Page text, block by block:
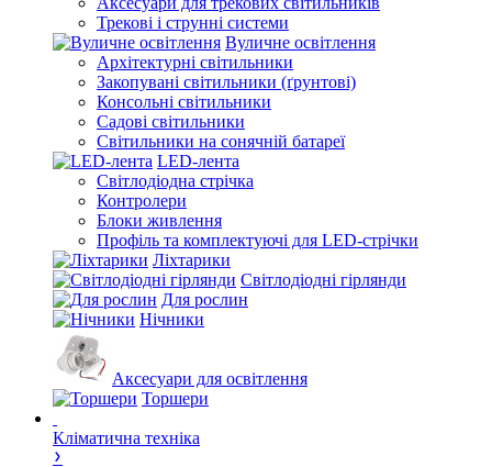
Трекові і струнні системи
Вуличне освітлення
Архітектурні світильники
Закопувані світильники (ґрунтові)
Консольні світильники
Садові світильники
Світильники на сонячній батареї
LED-лента
Світлодіодна стрічка
Контролери
Блоки живлення
Профіль та комплектуючі для LED-стрічки
Ліхтарики
Світлодіодні гірлянди
Для рослин
Нічники
Аксесуари для освітлення
Торшери
Кліматична техніка